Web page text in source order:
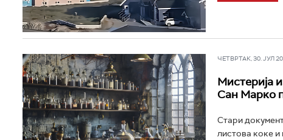
ЧЕТВРТАК, 30. ЈУЛ
Мистерија
Сан Марко
Стари
листова коке и